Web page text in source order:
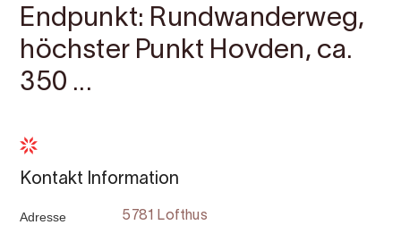
Endpunkt: Rundwanderweg,
höchster Punkt Hovden, ca.
350 ...
Kontakt Information
Adresse 5781 Lofthus